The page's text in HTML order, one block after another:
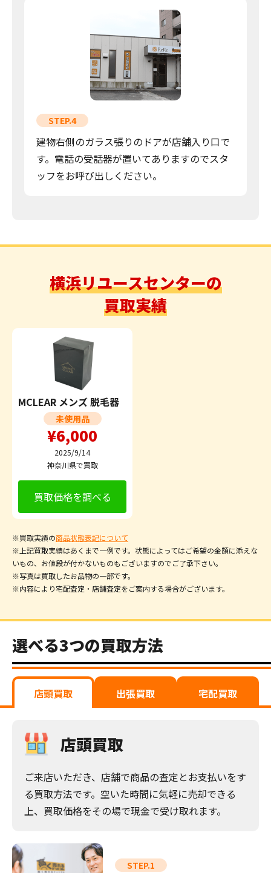
STEP.4
建物右側のガラス張りのドアが店舗入り口で
す。電話の受話器が置いてありますのでスタ
ッフをお呼び出しください。
横浜リユースセンターの
買取実績
MCLEAR メンズ 脱毛器
未使用品
¥6,000
2025/9/14
神奈川県で買取
買取価格を調べる
※買取実績の商品状態表記について
※上記買取実績はあくまで一例です。状態によってはご希望の金額に添えな
いもの、お値段が付かないものもございますのでご了承下さい。
※写真は買取したお品物の一部です。
※内容により宅配査定・店舗査定をご案内する場合がございます。
選べる3つの買取方法
店頭買取 出張買取 宅配買取
店頭買取
ご来店いただき、店舗で商品の査定とお支払いをす
る買取方法です。空いた時間に気軽に売却できる
上、買取価格をその場で現金で受け取れます。
STEP.1